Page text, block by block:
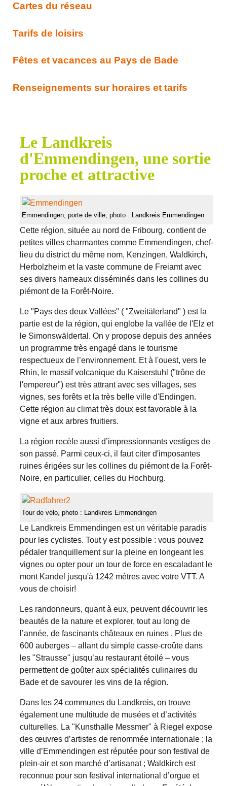
Cartes du réseau
Tarifs de loisirs
Fêtes et vacances au Pays de Bade
Renseignements sur horaires et tarifs
Le Landkreis
d'Emmendingen, une sortie
proche et attractive
Emmendingen, porte de ville, photo : Landkreis Emmendingen
Cette région, située au nord de Fribourg, contient de
petites villes charmantes comme Emmendingen, chef-
lieu du district du même nom, Kenzingen, Waldkirch,
Herbolzheim et la vaste commune de Freiamt avec
ses divers hameaux disséminés dans les collines du
piémont de la Forêt-Noire.
Le "Pays des deux Vallées" ( "Zweitälerland" ) est la
partie est de la région, qui englobe la vallée de l'Elz et
le Simonswäldertal. On y propose depuis des années
un programme très engagé dans le tourisme
respectueux de l’environnement. Et à l'ouest, vers le
Rhin, le massif volcanique du Kaiserstuhl ("trône de
l'empereur") est très attrant avec ses villages, ses
vignes, ses forêts et la très belle ville d'Endingen.
Cette région au climat très doux est favorable à la
vigne et aux arbres fruitiers.
La région recèle aussi d’impressionnants vestiges de
son passé. Parmi ceux-ci, il faut citer d'imposantes
ruines érigées sur les collines du piémont de la Forêt-
Noire, en particulier, celles du Hochburg.
Tour de vélo, photo : Landkreis Emmendingen
Le Landkreis Emmendingen est un vé­ri­table paradis
pour les cyclistes. Tout y est possible : vous pouvez
pédaler tranquillement sur la pleine en longeant les
vignes ou opter pour un tour de force en escaladant le
mont Kandel jusqu'à 1242 mètres avec votre VTT. A
vous de choisir!
Les randonneurs, quant à eux, peuvent découvrir les
beautés de la nature et explorer, tout au long de
l’année, de fascinants châteaux en ru­ines . Plus de
600 auberges – allant du simple casse-croûte dans
les "Strausse" jusqu’au restaurant étoilé – vous
permettent de goûter aux spécialités culinaires du
Bade et de savourer les vins de la région.
Dans les 24 communes du Landkreis, on trouve
également une multitude de musées et d’activités
culturelles. La "Kunsthalle Messmer" à Riegel expose
des œuvres d’artistes de renommée in­ternationale ; la
ville d’Emmendingen est réputée pour son festival de
plein-air et son marché d’artisanat ; Waldkirch est
reconnue pour son festival international d’orgue et